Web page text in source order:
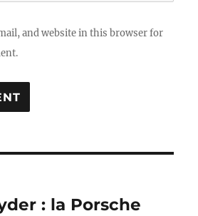
and website in this browser for
: la Porsche